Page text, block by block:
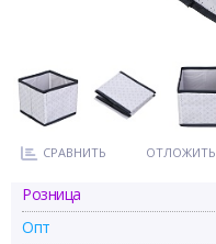
СРАВНИТЬ ОТЛОЖИТЬ
Розница
Опт